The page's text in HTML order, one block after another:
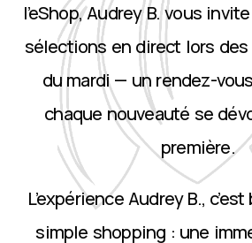
l’eShop, Audrey B. vous
sélections en direct lors des
du mardi — un rendez-
chaque nouveauté se
première.
L’expérience Audrey B.,
simple shopping : une